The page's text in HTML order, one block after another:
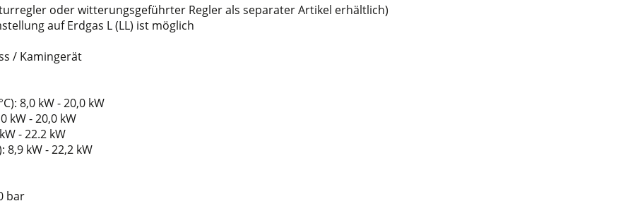
oder witterungsgeführter Regler als separater Artikel erhältlich)
auf Erdgas L (LL) ist möglich
/ Kamingerät
8,0 kW - 20,0 kW
kW - 20,0 kW
- 22.2 kW
kW - 22,2 kW
bar